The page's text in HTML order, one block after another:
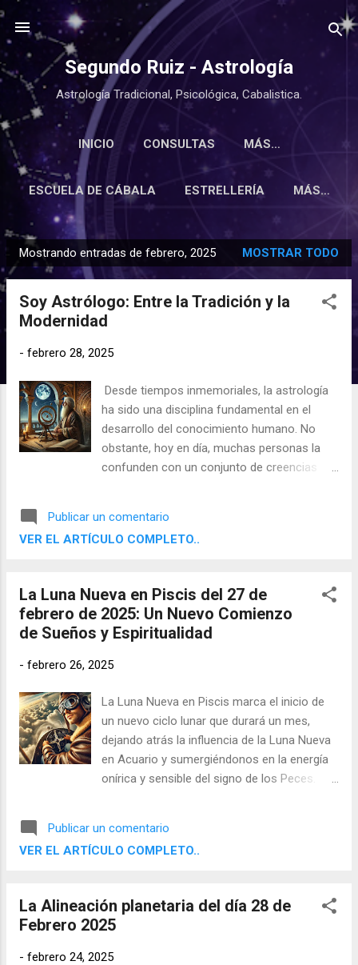
Ir al contenido principal
Segundo Ruiz - Astrología
Astrología Tradicional, Psicológica, Cabalistica.
INICIO CONSULTAS MÁS…
ESCUELA DE CÁBALA ESTRELLERÍA MÁS…
E
n
Mostrando entradas de febrero, 2025 MOSTRAR TODO
Soy Astrólogo: Entre la Tradición y la
Modernidad
- febrero 28, 2025
Desde tiempos inmemoriales, la astrología
ha sido una disciplina fundamental en el
desarrollo del conocimiento humano. No
obstante, hoy en día, muchas personas la
confunden con un conjunto de creencias
Como astrólogo, a menudo me enfrento a
estereotipos que poco tienen que ver con la
intuición o en dogmas new age. Mi labor se
fundamenta en el estudio meticuloso de los
ciclos celestes, la tradición astrológica y la
interpretación simbólica, que ha sido
Publicar un comentario
VER EL ARTÍCULO COMPLETO..
La Luna Nueva en Piscis del 27 de
febrero de 2025: Un Nuevo Comienzo
de Sueños y Espiritualidad
- febrero 26, 2025
La Luna Nueva en Piscis marca el inicio de
un nuevo ciclo lunar que durará un mes,
dejando atrás la influencia de la Luna Nueva
en Acuario y sumergiéndonos en la energía
onírica y sensible del signo de los Peces.
intuición, nuestra creatividad y nuestra
capacidad de soñar con un futuro diferente.
alineadas con los principios piscianos: la
compasión, la imaginación, la espiritualidad y
la disolución del ego en favor de una realidad
Publicar un comentario
VER EL ARTÍCULO COMPLETO..
La Alineación planetaria del día 28 de
Febrero 2025
- febrero 24, 2025